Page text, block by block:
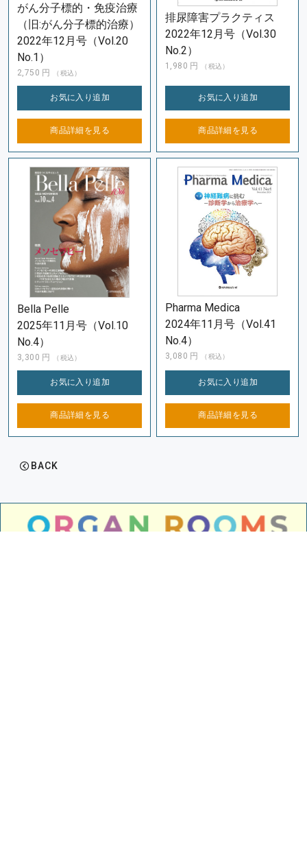
がん分子標的・免疫治療
（旧:がん分子標的治療）
2022年12月号（Vol.20
No.1）
2,750 円 （税込）
お気に入り追加
商品詳細を 見る
排尿障害プラクティス
2022年12月号（Vol.30
No.2）
1,980 円 （税込）
お気に入り追加
商品詳細を 見る
Bella Pelle
2025年11月号（Vol.10
No.4）
3,300 円 （税込）
お気に入り追加
商品詳細を 見る
Pharma Medica
2024年11月号（Vol.41
No.4）
3,080 円 （税込）
お気に入り追加
商品詳細を 見る
BACK